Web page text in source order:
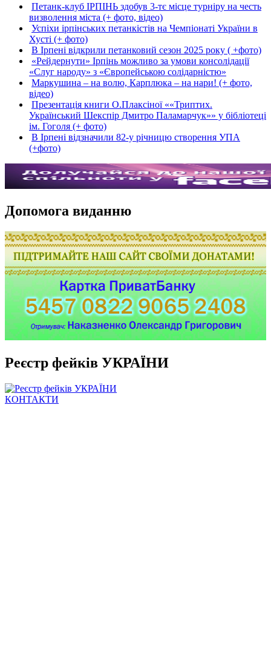
Петанк-клуб ІРПІНЬ здобув 3-тє місце турніру на честь
визволення міста (+ фото, відео)
Успіхи ірпінських петанкістів на Чемпіонаті України в
Хусті (+ фото)
В Ірпені відкрили петанковий сезон 2025 року ( +фото)
«Рейдернути» Ірпінь можливо за умови консолідації
«Слуг народу» з «Європейською солідарністю»
Маркушина – на волю, Карплюка – на нари! (+ фото,
відео)
Презентація книги О.Плаксіної ««Триптих.
Український Шекспір Дмитро Паламарчук»» у бібліотеці
ім. Гоголя (+ фото)
В Ірпені відзначили 82-у річницю створення УПА
(+фото)
Допомога виданню
Реєстр фейків УКРАЇНИ
КОНТАКТИ